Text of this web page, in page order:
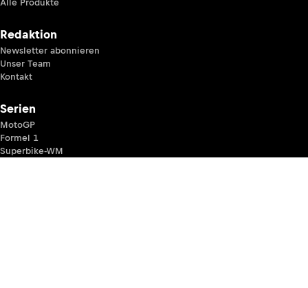
Alle Produkte
Redaktion
Newsletter abonnieren
Unser Team
Kontakt
Serien
MotoGP
Formel 1
Superbike-WM